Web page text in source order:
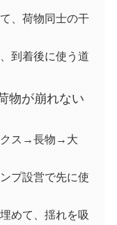
、荷物同士の干
到着後に使う道
物が崩れない
クス→長物→大
プ設営で先に使
めて、揺れを吸